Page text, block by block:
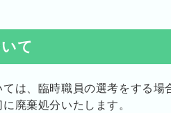
て
は、臨時職員の選考をする場
廃棄処分いたします。